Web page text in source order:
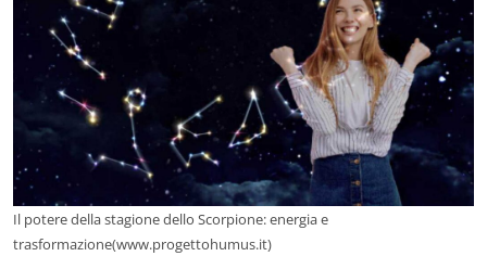
Il potere della stagione dello Scorpione: energia e
trasformazione(www.progettohumus.it)